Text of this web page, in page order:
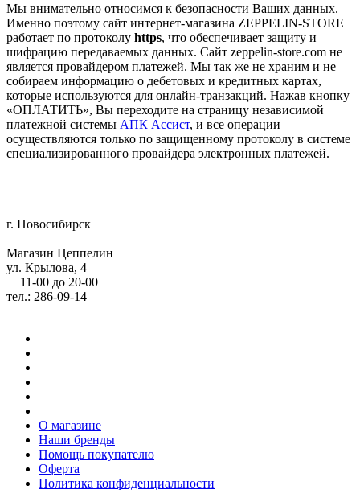
Мы внимательно относимся к безопасности Ваших данных.
Именно поэтому сайт интернет-магазина ZEPPELIN-STORE
работает по протоколу https, что обеспечивает защиту и
шифрацию передаваемых данных. Сайт zeppelin-store.com не
является провайдером платежей. Мы так же не храним и не
собираем информацию о дебетовых и кредитных картах,
которые используются для онлайн-транзакций. Нажав кнопку
«ОПЛАТИТЬ», Вы переходите на страницу независимой
платежной системы АПК Ассист, и все операции
осуществляются только по защищенному протоколу в системе
специализированного провайдера электронных платежей.
г. Новосибирск
Магазин Цеппелин
ул. Крылова, 4
11-00 до 20-00
тел.: 286-09-14
О магазине
Наши бренды
Помощь покупателю
Оферта
Политика конфиденциальности